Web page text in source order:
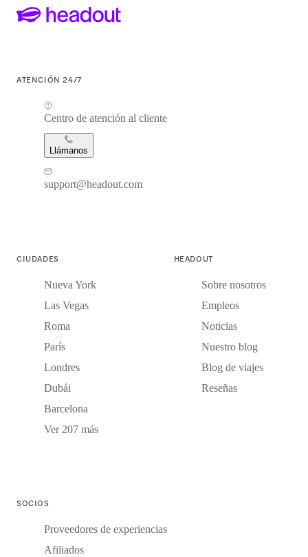
ATENCIÓN 24/7
Centro de atención al cliente
Llámanos
support@headout.com
CIUDADES
Nueva York
Las Vegas
Roma
París
Londres
Dubái
Barcelona
Ver 207 más
HEADOUT
Sobre nosotros
Empleos
Noticias
Nuestro blog
Blog de viajes
Reseñas
SOCIOS
Proveedores de experiencias
Afiliados